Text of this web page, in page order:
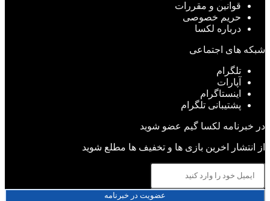
قوانین و مقررات
حریم خصوصی
درباره لکسا
شبکه های اجتماعی
تلگرام
آپارات
اینستاگرام
پشتیبانی تلگرام
در خبرنامه لکسا گیم عضو شوید
از انتشار اخرین بازی ها و تخفیف ها مطلع شوید
عضویت در خبرنامه